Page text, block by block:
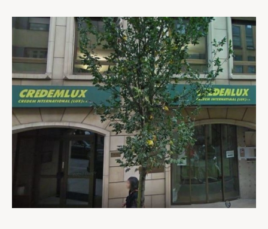
Unterstützung im Privatleben
Berufliche Weiterentwicklung
Mitglied werden
Aktuell